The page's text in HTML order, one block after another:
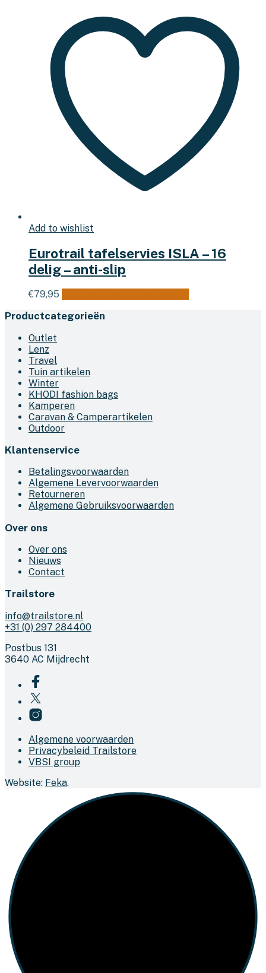
Add to wishlist
Eurotrail tafelservies ISLA – 16
delig – anti-slip
€79,95
Productcategorieën
Outlet
Lenz
Travel
Tuin artikelen
Winter
KHODI fashion bags
Kamperen
Caravan & Camperartikelen
Outdoor
Klantenservice
Betalingsvoorwaarden
Algemene Levervoorwaarden
Retourneren
Algemene Gebruiksvoorwaarden
Over ons
Over ons
Nieuws
Contact
Trailstore
info@trailstore.nl
+31 (0) 297 284400
Postbus 131
3640 AC Mijdrecht
Algemene voorwaarden
Privacybeleid Trailstore
VBSI group
Website: Feka.